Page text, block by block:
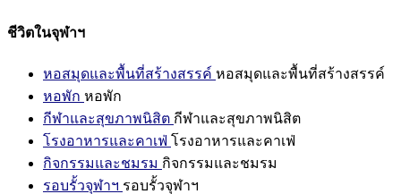
ชีวิตในจุฬาฯ
หอสมุดและพื้นที่สร้างสรรค์ หอสมุดและพื้นที่สร้างสรรค์
หอพัก หอพัก
กีฬาและสุขภาพนิสิต กีฬาและสุขภาพนิสิต
โรงอาหารและคาเฟ่ โรงอาหารและคาเฟ่
กิจกรรมและชมรม กิจกรรมและชมรม
รอบรั้วจุฬาฯ รอบรั้วจุฬาฯ